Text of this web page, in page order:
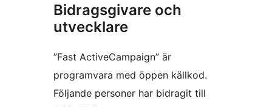
Bidragsgivare och
utvecklare
”Fast ActiveCampaign” är
programvara med öppen källkod.
Följande personer har bidragit till